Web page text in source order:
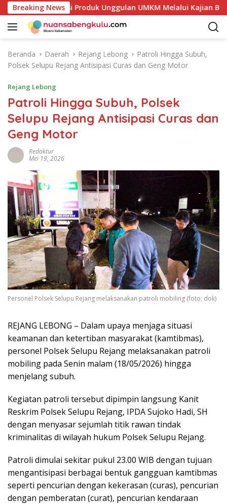
a
Breaking News
Potensi Produk Unggulan UMKM Melalui Kajian Bank
Beranda Daerah Rejang Lebong
Patroli Hingga Subuh,
Polsek Selupu Rejang Antisipasi Curas dan Geng Motor
Rejang Lebong
Patroli Hingga Subuh, Polsek
Selupu Rejang Antisipasi Curas dan
Geng Motor
Redaktur
Mei 19, 2026
Personel Polsek Selupu Rejang melaksanakan patroli mobiling (foto; dok)
REJANG LEBONG – Dalam upaya menjaga situasi
keamanan dan ketertiban masyarakat (kamtibmas),
personel Polsek Selupu Rejang melaksanakan patroli
mobiling pada Senin malam (18/05/2026) hingga
menjelang subuh.
Kegiatan patroli tersebut dipimpin langsung Kanit
Reskrim Polsek Selupu Rejang, IPDA Sujoko Hadi, SH
dengan menyasar sejumlah titik rawan tindak
kriminalitas di wilayah hukum Polsek Selupu Rejang.
Patroli dimulai sekitar pukul 23.00 WIB dengan tujuan
mengantisipasi berbagai bentuk gangguan kamtibmas
seperti pencurian dengan kekerasan (curas), pencurian
dengan pemberatan (curat), pencurian kendaraan